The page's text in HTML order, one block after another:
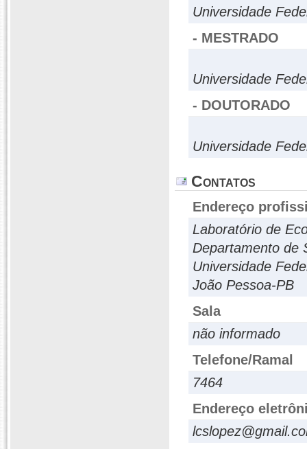
Universidade
- MESTRADO
Universidade
- DOUTORADO
Universidade
Contatos
Endereço
Laboratório de
Departamento de
Universidade
João Pessoa-PB
Sala
não informado
Telefone/Ramal
7464
Endereço